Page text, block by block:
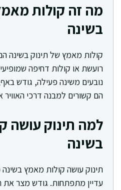
מה זה קולות
בשינה
קולות מאמץ של תינוק בשינה
רועשת או קולות דחיפה
נובעים משינה פעילה, גודש
הם קשורים למבנה דרכי האוויר
למה תינוק עושה
בשינה
תינוק עושה קולות מאמץ
עדיין מתפתחות. גודש מצר את